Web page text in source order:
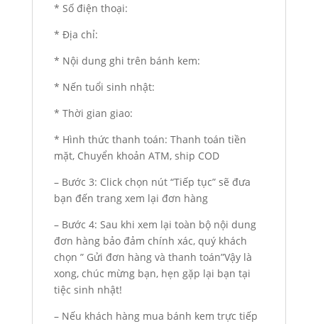
* Số điện thoại:
* Địa chỉ:
* Nội dung ghi trên bánh kem:
* Nến tuổi sinh nhật:
* Thời gian giao:
* Hình thức thanh toán: Thanh toán tiền
mặt, Chuyển khoản ATM, ship COD
– Bước 3: Click chọn nút “Tiếp tục” sẽ đưa
bạn đến trang xem lại đơn hàng
– Bước 4: Sau khi xem lại toàn bộ nội dung
đơn hàng bảo đảm chính xác, quý khách
chọn ” Gửi đơn hàng và thanh toán”Vậy là
xong, chúc mừng bạn, hẹn gặp lại bạn tại
tiệc sinh nhật!
– Nếu khách hàng mua bánh kem trực tiếp